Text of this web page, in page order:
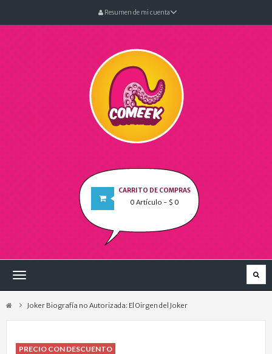
Resumen de mi cuenta
CARRITO DE COMPRAS
0 Artículo - $ 0
Navegación
Joker Biografía no Autorizada: El Oirgen del Joker
PRECIO CON DESCUENTO